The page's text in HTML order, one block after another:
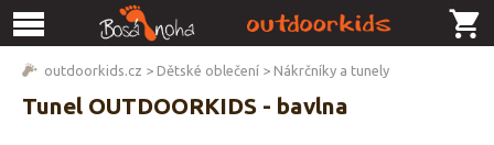
outdoorkids.cz > Dětské oblečení > Nákrčníky a tunely
Tunel OUTDOORKIDS - bavlna